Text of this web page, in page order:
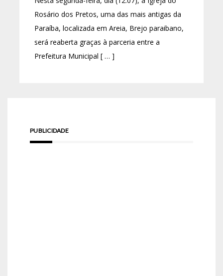
Rosário dos Pretos, uma das mais antigas da
Paraíba, localizada em Areia, Brejo paraibano,
será reaberta graças à parceria entre a
Prefeitura Municipal [ … ]
PUBLICIDADE